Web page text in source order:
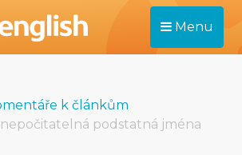
Menu
k článkům
podstatná jména